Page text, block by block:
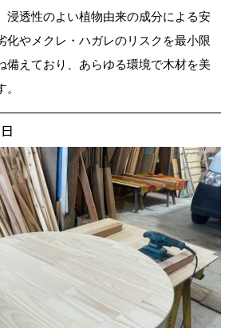
浸透性のよい植物由来の成分による安
化やメクレ・ハガレのリスクを最小限
備えており、あらゆる環境で木材を美